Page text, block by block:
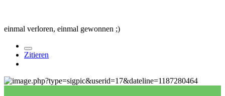
einmal verloren, einmal gewonnen ;)
Zitieren